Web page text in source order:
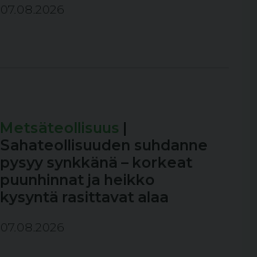
07.08.2026
Metsäteollisuus |
Sahateollisuuden suhdanne
pysyy synkkänä – korkeat
puunhinnat ja heikko
kysyntä rasittavat alaa
07.08.2026